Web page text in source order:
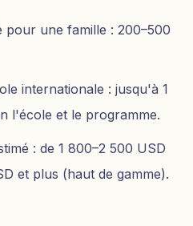
pour une famille : 200–500
internationale : jusqu'à 1
l'école et le programme.
: de 1 800–2 500 USD
et plus (haut de gamme).